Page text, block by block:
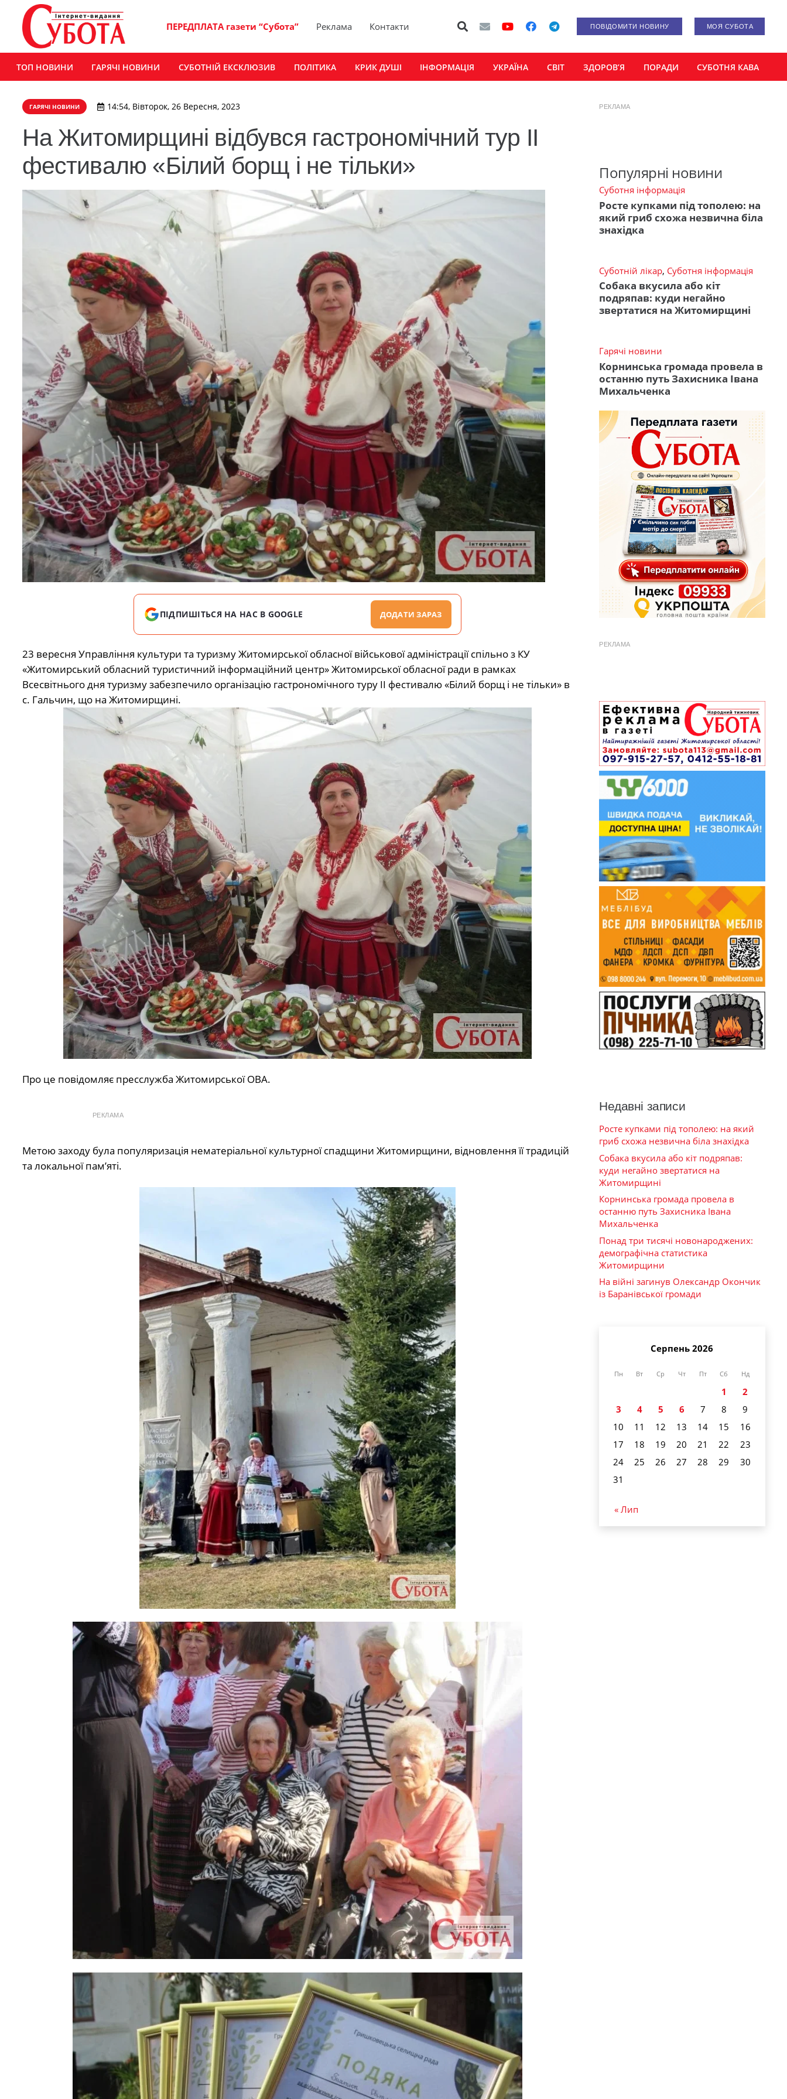
ПЕРЕДПЛАТА газети “Субота” Реклама Контакти ПОВІДОМИТИ НОВИНУ МОЯ СУБОТА
ТОП НОВИНИ ГАРЯЧІ НОВИНИ СУБОТНІЙ ЕКСКЛЮЗИВ ПОЛІТИКА КРИК ДУШІ ІНФОРМАЦІЯ УКРАЇНА СВІТ ЗДОРОВ’Я ПОРАДИ СУБОТНЯ КАВА
ГАРЯЧІ НОВИНИ 14:54, Вівторок, 26 Вересня, 2023
На Житомирщині відбувся гастрономічний тур II
фестивалю «Білий борщ і не тільки»
ПІДПИШІТЬСЯ НА НАС В GOOGLE ДОДАТИ ЗАРАЗ
23 вересня Управління культури та туризму Житомирської обласної військової адміністрації спільно з КУ
«Житомирський обласний туристичний інформаційний центр» Житомирської обласної ради в рамках
Всесвітнього дня туризму забезпечило організацію гастрономічного туру II фестивалю «Білий борщ і не тільки» в
с. Гальчин, що на Житомирщині.
Про це повідомляє пресслужба Житомирської ОВА.
РЕКЛАМА
Метою заходу була популяризація нематеріальної культурної спадщини Житомирщини, відновлення її традицій
та локальної пам’яті.
РЕКЛАМА
Популярні новини
Суботня інформація
Росте купками під тополею: на
який гриб схожа незвична біла
знахідка
Суботній лікар, Суботня інформація
Собака вкусила або кіт
подряпав: куди негайно
звертатися на Житомирщині
Гарячі новини
Корнинська громада провела в
останню путь Захисника Івана
Михальченка
РЕКЛАМА
Недавні записи
Росте купками під тополею: на який
гриб схожа незвична біла знахідка
Собака вкусила або кіт подряпав:
куди негайно звертатися на
Житомирщині
Корнинська громада провела в
останню путь Захисника Івана
Михальченка
Понад три тисячі новонароджених:
демографічна статистика
Житомирщини
На війні загинув Олександр Окончик
із Баранівської громади
Серпень 2026
Пн Вт Ср Чт Пт Сб Нд
1
2
3
4 5 6 7 8
9
10
11 12 13 14 15
16
17
18 19 20 21 22
23
24
25 26 27 28 29
30
31
« Лип